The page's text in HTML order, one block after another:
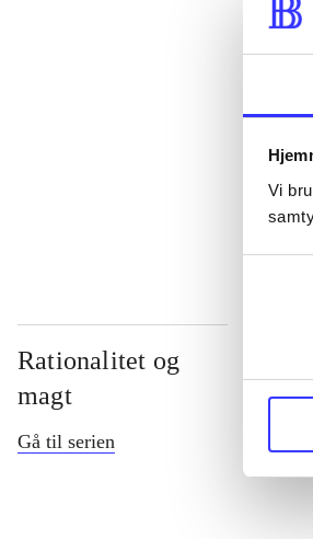
Vi
Rationalitet og
magt
Gå til serien